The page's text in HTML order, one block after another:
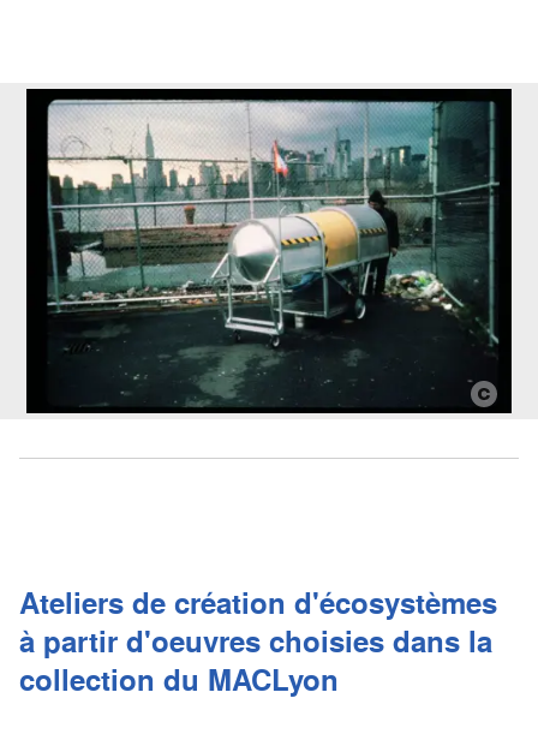
Ateliers de création d'écosystèmes
à partir d'oeuvres choisies dans la
collection du MACLyon